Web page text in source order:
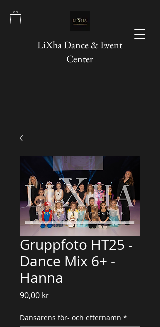
LiXha Dance & Event
Center
Gruppfoto HT25 -
Dance Mix 6+ -
Hanna
90,00 krPris
Dansarens för- och efternamn *